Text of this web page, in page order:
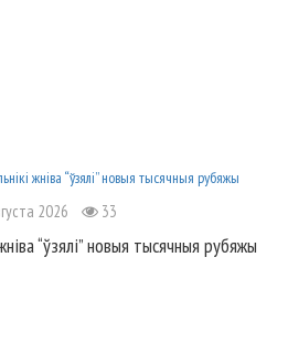
2026 33
“ўзялі” новыя тысячныя рубяжы